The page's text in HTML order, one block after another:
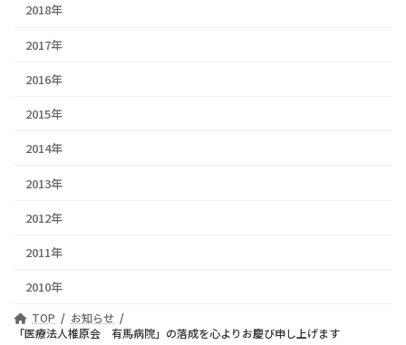
2018年
2017年
2016年
2015年
2014年
2013年
2012年
2011年
2010年
TOP
お知らせ
「医療法人椎原会 有馬病院」の落成を心よりお慶び申し上げます